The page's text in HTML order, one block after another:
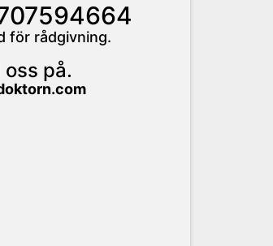
för rådgivning.
på.